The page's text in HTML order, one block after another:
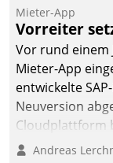
Mieter-App
Vorreiter
Vor rund einem
Mieter-App
entwickelte
Neuversion
Cloudplattform
dieAndreas